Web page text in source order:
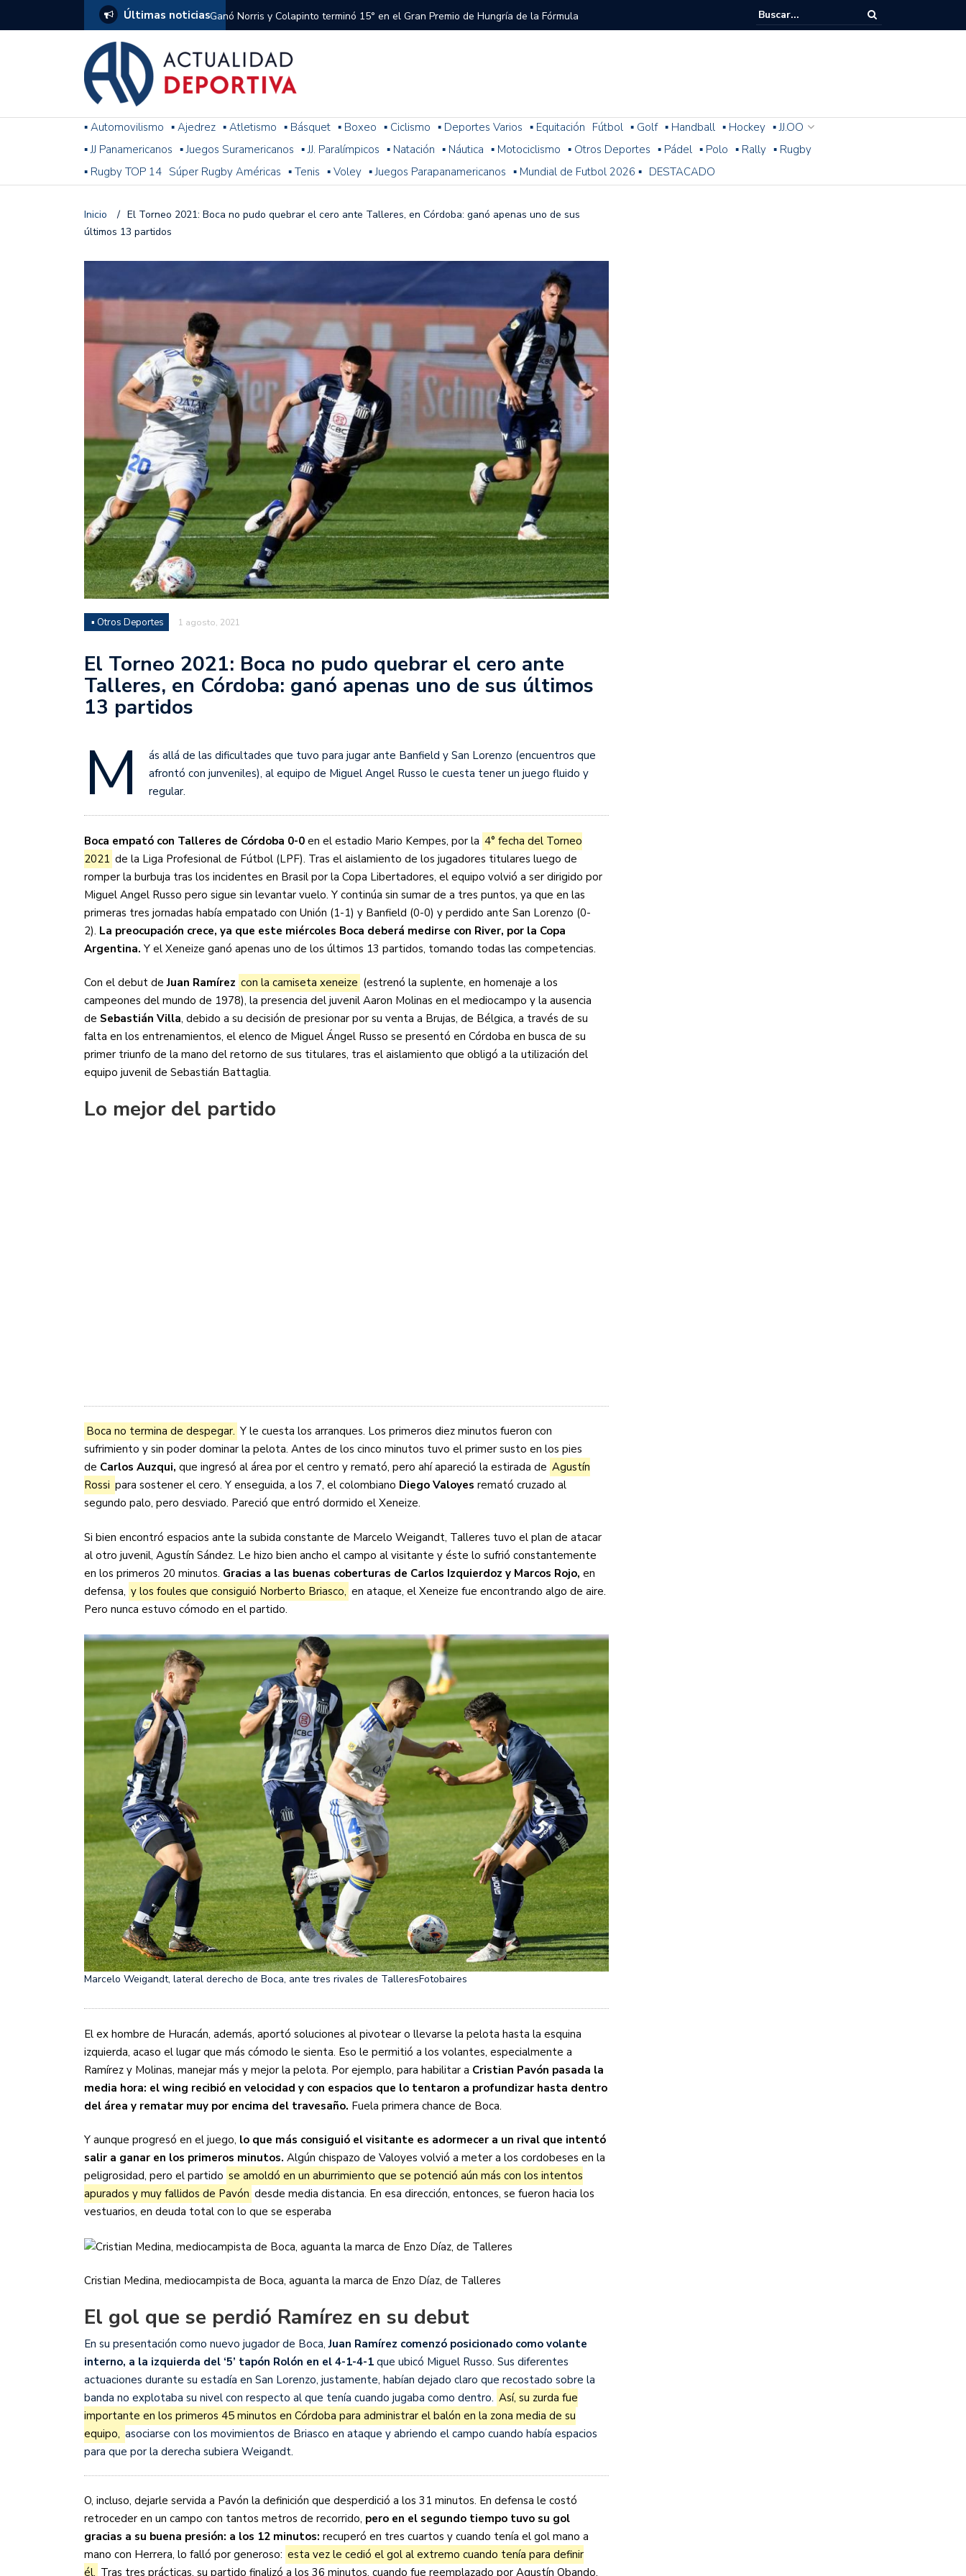
Últimas noticiasGanó Norris y Colapinto terminó 15° en el Gran Premio de Hungría de la Fórmula
1
El penal de Barracas Central a River que el árbitro y el VAR no cobraron en el
Monumental
Se jugó una nueva fecha del Torneo del Interior Copa Zurich
Arrancó el Torneo Clausura: resultados, posiciones y cómo sigue la fecha 1
Franco Colapinto giró sin problemas y terminó 14° la última práctica para el
Racing le ganó a Gimnasia 2-1 con Miljevic como figura, pero el árbitro Ramírez
omitió un penal de Sosa
Juan Fernando Quintero rescindió su contrato con River: “Quedará para siempre
en la historia grande del club”
Nicolás Otamendi regresa al fútbol argentino después de 16 años: del orgullo
de Vélez a la pasión por River
Boca ganó con lo justo ante O’Higgins gracias a la jerarquía de Paredes: una
diferencia y un juego que no dan paz para ir a Rancagua
El Nacional de Clubes A llega a Córdoba con el histórico regreso de Diego
Simonet
Lista de la selección femenina de Argentina para la Copa Mundial de Hockey FIH
2026
Lista de la selección masculina de Argentina para la Copa Mundial de Hockey
FIH 2026
Empieza el Clausura: las diez cosas que tenés que saber
▪ Automovilismo ▪ Ajedrez ▪ Atletismo ▪ Básquet ▪ Boxeo ▪ Ciclismo ▪ Deportes Varios ▪ Equitación Fútbol ▪ Golf ▪ Handball ▪ Hockey ▪ JJ.OO
▪ JJ Panamericanos ▪ Juegos Suramericanos ▪ JJ. Paralímpicos ▪ Natación ▪ Náutica ▪ Motociclismo ▪ Otros Deportes ▪ Pádel ▪ Polo ▪ Rally ▪ Rugby
▪ Rugby TOP 14 Súper Rugby Américas ▪ Tenis ▪ Voley ▪ Juegos Parapanamericanos ▪ Mundial de Futbol 2026 ▪ DESTACADO
Inicio / El Torneo 2021: Boca no pudo quebrar el cero ante Talleres, en Córdoba: ganó apenas uno de sus
últimos 13 partidos
▪ Otros Deportes 1 agosto, 2021
El Torneo 2021: Boca no pudo quebrar el cero ante
Talleres, en Córdoba: ganó apenas uno de sus últimos
13 partidos
M
ás allá de las dificultades que tuvo para jugar ante Banfield y San Lorenzo (encuentros que
afrontó con junveniles), al equipo de Miguel Angel Russo le cuesta tener un juego fluido y
regular.
Boca empató con Talleres de Córdoba 0-0 en el estadio Mario Kempes, por la 4° fecha del Torneo
2021 de la Liga Profesional de Fútbol (LPF). Tras el aislamiento de los jugadores titulares luego de
romper la burbuja tras los incidentes en Brasil por la Copa Libertadores, el equipo volvió a ser dirigido por
Miguel Angel Russo pero sigue sin levantar vuelo. Y continúa sin sumar de a tres puntos, ya que en las
primeras tres jornadas había empatado con Unión (1-1) y Banfield (0-0) y perdido ante San Lorenzo (0-
2). La preocupación crece, ya que este miércoles Boca deberá medirse con River, por la Copa
Argentina. Y el Xeneize ganó apenas uno de los últimos 13 partidos, tomando todas las competencias.
Con el debut deJuan Ramírez con la camiseta xeneize (estrenó la suplente, en homenaje a los
campeones del mundo de 1978), la presencia del juvenil Aaron Molinas en el mediocampo y la ausencia
de Sebastián Villa, debido a su decisión de presionar por su venta a Brujas, de Bélgica, a través de su
falta en los entrenamientos, el elenco de Miguel Ángel Russo se presentó en Córdoba en busca de su
primer triunfo de la mano del retorno de sus titulares, tras el aislamiento que obligó a la utilización del
equipo juvenil de Sebastián Battaglia.
Lo mejor del partido
Boca no termina de despegar. Y le cuesta los arranques. Los primeros diez minutos fueron con
sufrimiento y sin poder dominar la pelota. Antes de los cinco minutos tuvo el primer susto en los pies
de Carlos Auzqui, que ingresó al área por el centro y remató, pero ahí apareció la estirada de Agustín
Rossi para sostener el cero. Y enseguida, a los 7, el colombiano Diego Valoyes remató cruzado al
segundo palo, pero desviado. Pareció que entró dormido el Xeneize.
Si bien encontró espacios ante la subida constante de Marcelo Weigandt, Talleres tuvo el plan de atacar
al otro juvenil, Agustín Sández. Le hizo bien ancho el campo al visitante y éste lo sufrió constantemente
en los primeros 20 minutos. Gracias a las buenas coberturas de Carlos Izquierdoz y Marcos Rojo, en
defensa, y los foules que consiguió Norberto Briasco, en ataque, el Xeneize fue encontrando algo de aire.
Pero nunca estuvo cómodo en el partido.
Marcelo Weigandt, lateral derecho de Boca, ante tres rivales de TalleresFotobaires
El ex hombre de Huracán, además, aportó soluciones al pivotear o llevarse la pelota hasta la esquina
izquierda, acaso el lugar que más cómodo le sienta. Eso le permitió a los volantes, especialmente a
Ramírez y Molinas, manejar más y mejor la pelota. Por ejemplo, para habilitar a Cristian Pavón pasada la
media hora: el wing recibió en velocidad y con espacios que lo tentaron a profundizar hasta dentro
del área y rematar muy por encima del travesaño. Fuela primera chance de Boca.
Y aunque progresó en el juego, lo que más consiguió el visitante es adormecer a un rival que intentó
salir a ganar en los primeros minutos. Algún chispazo de Valoyes volvió a meter a los cordobeses en la
peligrosidad, pero el partido se amoldó en un aburrimiento que se potenció aún más con los intentos
apurados y muy fallidos de Pavón desde media distancia. En esa dirección, entonces, se fueron hacia los
vestuarios, en deuda total con lo que se esperaba
Cristian Medina, mediocampista de Boca, aguanta la marca de Enzo Díaz, de Talleres
El gol que se perdió Ramírez en su debut
En su presentación como nuevo jugador de Boca,Juan Ramírez comenzó posicionado como volante
interno, a la izquierda del ‘5’ tapón Rolón en el 4-1-4-1 que ubicó Miguel Russo. Sus diferentes
actuaciones durante su estadía en San Lorenzo, justamente, habían dejado claro que recostado sobre la
banda no explotaba su nivel con respecto al que tenía cuando jugaba como dentro. Así, su zurda fue
importante en los primeros 45 minutos en Córdoba para administrar el balón en la zona media de su
equipo, asociarse con los movimientos de Briasco en ataque y abriendo el campo cuando había espacios
para que por la derecha subiera Weigandt.
O, incluso, dejarle servida a Pavón la definición que desperdició a los 31 minutos. En defensa le costó
retroceder en un campo con tantos metros de recorrido, pero en el segundo tiempo tuvo su gol
gracias a su buena presión: a los 12 minutos: recuperó en tres cuartos y cuando tenía el gol mano a
mano con Herrera, lo falló por generoso: esta vez le cedió el gol al extremo cuando tenía para definir
él. Tras tres prácticas, su partido finalizó a los 36 minutos, cuando fue reemplazado por Agustín Obando.